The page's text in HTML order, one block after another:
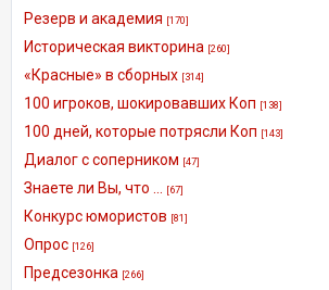
Резерв и академия [170]
Историческая викторина [260]
«Красные» в сборных [314]
100 игроков, шокировавших Коп [138]
100 дней, которые потрясли Коп [143]
Диалог с соперником [47]
Знаете ли Вы, что ... [67]
Конкурс юмористов [81]
Опрос [126]
Предсезонка [266]